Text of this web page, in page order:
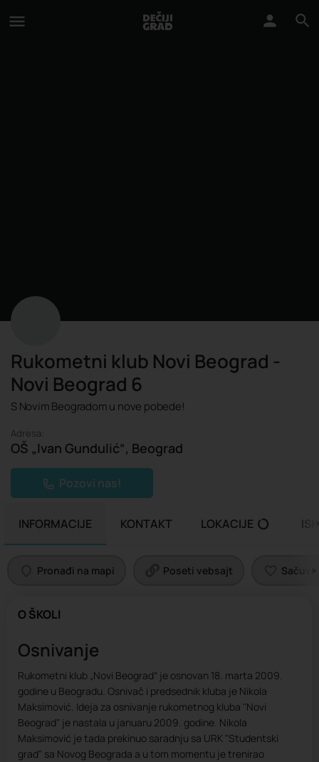
Rukometni klub Novi Beograd -
Novi Beograd 6
S Novim Beogradom u nove pobede!
Adresa:
OŠ „Ivan Gundulić“, Beograd
Pozovi nas!
INFORMACIJE KONTAKT LOKACIJE
Pronađi na mapi Poseti vebsajt
O ŠKOLI
Osnivanje
Rukometni klub „Novi Beograd“ je osnovan 18. marta 2009.
godine u Beogradu. Osnivač i predsednik kluba je Nikola
Maksimović. Ideja za osnivanje rukometnog kluba "Novi
Beograd" je nastala u januaru 2009. godine. Nikola
Maksimović je tada prekinuo saradnju sa URK "Studentski
grad" sa Novog Beograda a u tom momentu je trenirao